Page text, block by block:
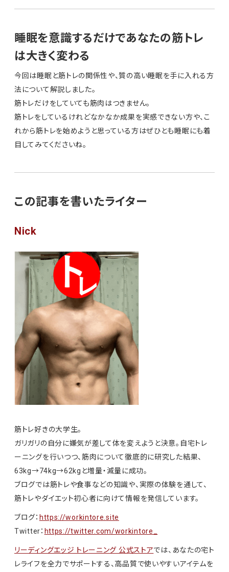
睡眠を意識するだけであなたの筋トレ
は大きく変わる
今回は睡眠と筋トレの関係性や、質の高い睡眠を手に入れる方
法について解説しました。
筋トレだけをしていても筋肉はつきません。
筋トレをしているけれどなかなか成果を実感できない方や、こ
れから筋トレを始めようと思っている方はぜひとも睡眠にも着
目してみてくださいね。
この記事を書いたライター
Nick
筋トレ好きの大学生。
ガリガリの自分に嫌気が差して体を変えようと決意。自宅トレ
ーニングを行いつつ、筋肉について徹底的に研究した結果、
63kg→74kg→62kgと増量・減量に成功。
ブログでは筋トレや食事などの知識や、実際の体験を通して、
筋トレやダイエット初心者に向けて情報を発信しています。
ブログ： https://workintore.site
Twitter： https://twitter.com/workintore_
リーディングエッジ トレーニング 公式ストアでは、あなたの宅ト
レライフを全力でサポートする、高品質で使いやすいアイテムを